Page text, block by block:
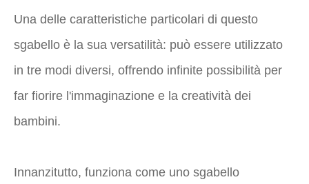
Una delle caratteristiche particolari di questo
sgabello è la sua versatilità: può essere utilizzato
in tre modi diversi, offrendo infinite possibilità per
far fiorire l'immaginazione e la creatività dei
bambini.
Innanzitutto, funziona come uno sgabello